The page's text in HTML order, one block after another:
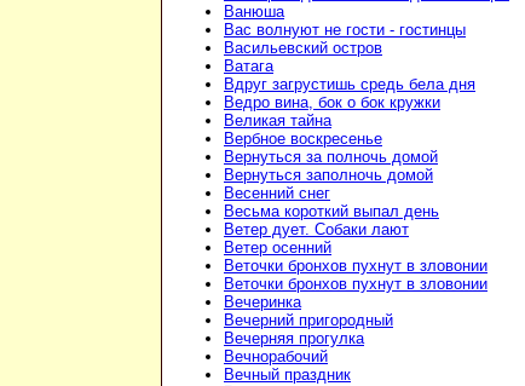
Ванюша
Вас волнуют не гости - гостинцы
Васильевский остров
Ватага
Вдруг загрустишь средь бела дня
Ведро вина, бок о бок кружки
Великая тайна
Вербное воскресенье
Вернуться за полночь домой
Вернуться заполночь домой
Весенний снег
Весьма короткий выпал день
Ветер дует. Собаки лают
Ветер осенний
Веточки бронхов пухнут в зловонии
Веточки бронхов пухнут в зловонии
Вечеринка
Вечерний пригородный
Вечерняя прогулка
Вечнорабочий
Вечный праздник